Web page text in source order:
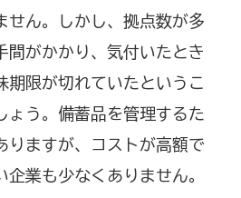
せん。しかし、拠点数が多
間がかかり、気付いたとき
期限が切れていたというこ
ょう。備蓄品を管理するた
りますが、コストが高額で
企業も少なくありません。